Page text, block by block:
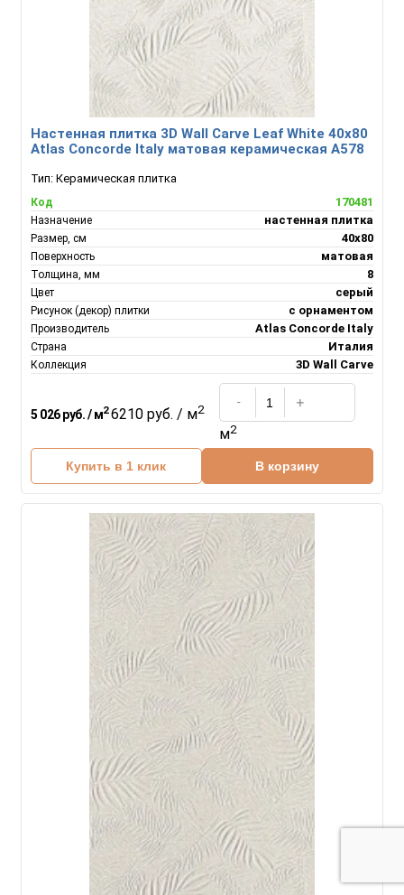
Настенная плитка 3D Wall Carve Leaf White 40x80
Atlas Concorde Italy матовая керамическая A578
Тип: Керамическая плитка
Код 170481
Назначение настенная плитка
Размер, см 40х80
Поверхность матовая
Толщина, мм 8
Цвет серый
Рисунок (декор) плитки с орнаментом
Производитель Atlas Concorde Italy
Страна Италия
Коллекция 3D Wall Carve
5 026 руб. / м26210 руб. / м2
м2
Купить в 1 клик В корзину